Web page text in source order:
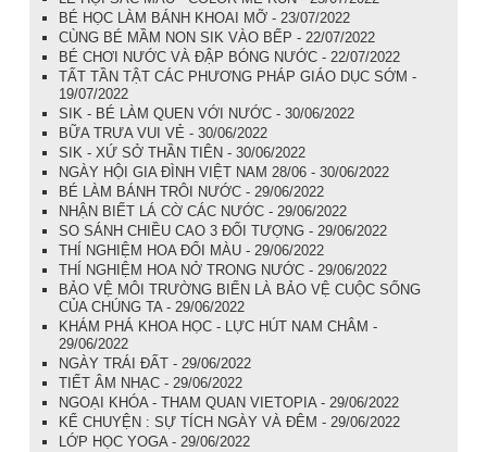
BÉ HỌC LÀM BÁNH KHOAI MỠ - 23/07/2022
CÙNG BÉ MẦM NON SIK VÀO BẾP - 22/07/2022
BÉ CHƠI NƯỚC VÀ ĐẬP BÓNG NƯỚC - 22/07/2022
TẤT TẦN TẬT CÁC PHƯƠNG PHÁP GIÁO DỤC SỚM -
19/07/2022
SIK - BÉ LÀM QUEN VỚI NƯỚC - 30/06/2022
BỮA TRƯA VUI VẺ - 30/06/2022
SIK - XỨ SỞ THẦN TIÊN - 30/06/2022
NGÀY HỘI GIA ĐÌNH VIỆT NAM 28/06 - 30/06/2022
BÉ LÀM BÁNH TRÔI NƯỚC - 29/06/2022
NHẬN BIẾT LÁ CỜ CÁC NƯỚC - 29/06/2022
SO SÁNH CHIỀU CAO 3 ĐỐI TƯỢNG - 29/06/2022
THÍ NGHIỆM HOA ĐỔI MÀU - 29/06/2022
THÍ NGHIỆM HOA NỞ TRONG NƯỚC - 29/06/2022
BẢO VỆ MÔI TRƯỜNG BIỂN LÀ BẢO VỆ CUỘC SỐNG
CỦA CHÚNG TA - 29/06/2022
KHÁM PHÁ KHOA HỌC - LỰC HÚT NAM CHÂM -
29/06/2022
NGÀY TRÁI ĐẤT - 29/06/2022
TIẾT ÂM NHẠC - 29/06/2022
NGOẠI KHÓA - THAM QUAN VIETOPIA - 29/06/2022
KỂ CHUYỆN : SỰ TÍCH NGÀY VÀ ĐÊM - 29/06/2022
LỚP HỌC YOGA - 29/06/2022